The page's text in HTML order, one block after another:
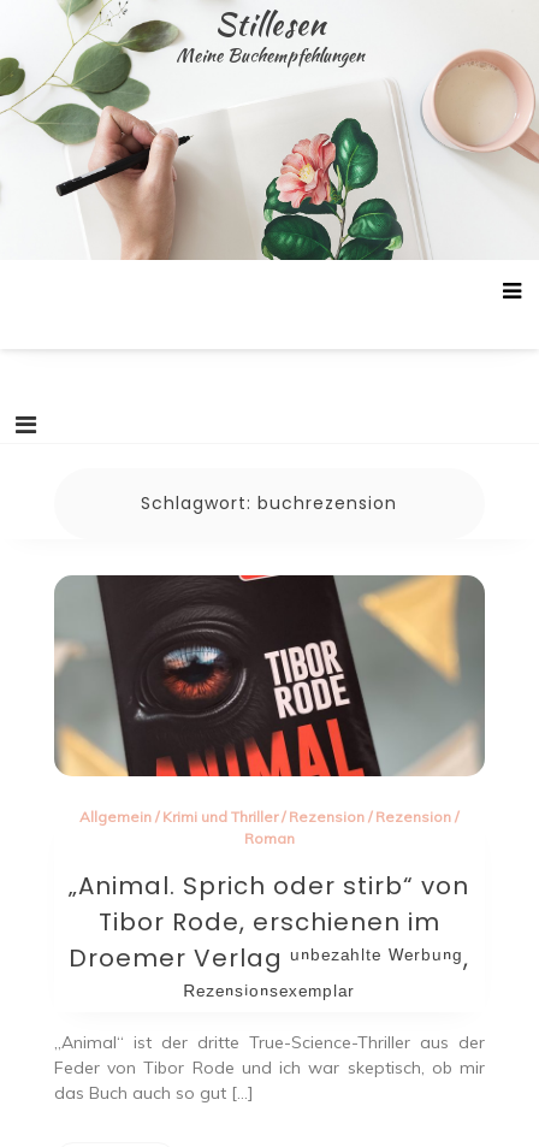
content
Stillesen
Meine Buchempfehlungen
Schlagwort:buchrezension
Allgemein / Krimi und Thriller/ Rezension / Rezension /
Roman
„Animal. Sprich oder stirb“ von
Tibor Rode, erschienen im
Droemer Verlag ᵘⁿᵇᵉᶻᵃʰˡᵗᵉ ᵂᵉʳᵇᵘⁿᵍ,
ᴿᵉᶻᵉⁿˢⁱᵒⁿˢᵉˣᵉᵐᵖˡᵃʳ
„Animal“ ist der dritte True-Science-Thriller aus der
Feder von Tibor Rode und ich war skeptisch, ob mir
das Buch auch so gut […]